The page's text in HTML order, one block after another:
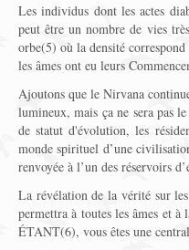
Les individus dont les actes
peut être un nombre de vies
orbe(5) où la densité
les âmes ont eu leurs
Ajoutons que le Nirvana
lumineux, mais ça ne sera pas
de statut d'évolution, les
monde spirituel d’une
renvoyée à l’un des réservoirs
La révélation de la vérité sur
permettra à toutes les âmes et
ÉTANT(6), vous êtes une